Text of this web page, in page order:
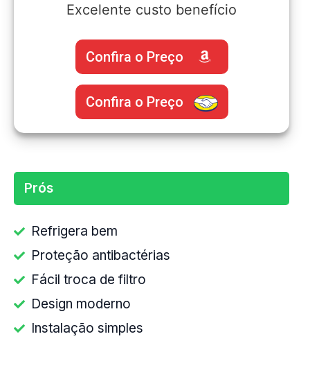
Excelente custo benefício
Confira o Preço
Confira o Preço
Prós
Refrigera bem
Proteção antibactérias
Fácil troca de filtro
Design moderno
Instalação simples